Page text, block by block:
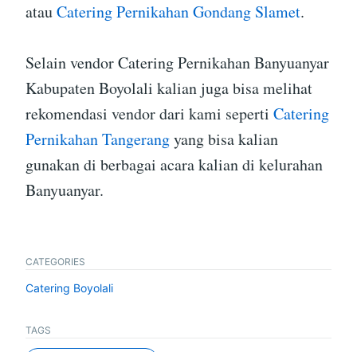
atauCatering Pernikahan Gondang Slamet.
Selain vendor Catering Pernikahan Banyuanyar
Kabupaten Boyolali kalian juga bisa melihat
rekomendasi vendor dari kami seperti Catering
Pernikahan Tangerangyang bisa kalian
gunakan di berbagai acara kalian di kelurahan
Banyuanyar.
CATEGORIES
Catering Boyolali
TAGS